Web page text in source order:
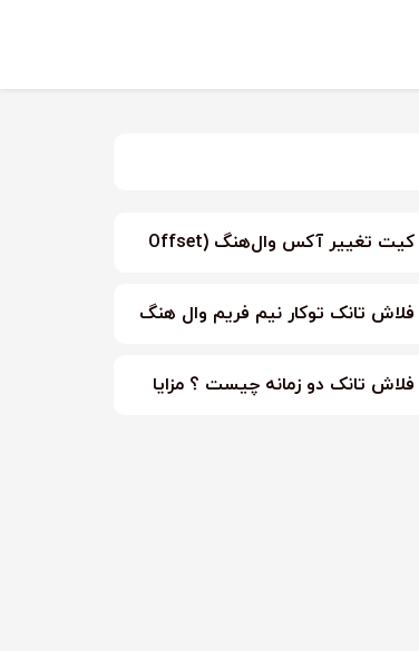
کیت تغییر آکس وال‌هنگ (Offset
فلاش تانک توکار نیم فریم وال هنگ
فلاش تانک دو زمانه چیست ؟ مزایا